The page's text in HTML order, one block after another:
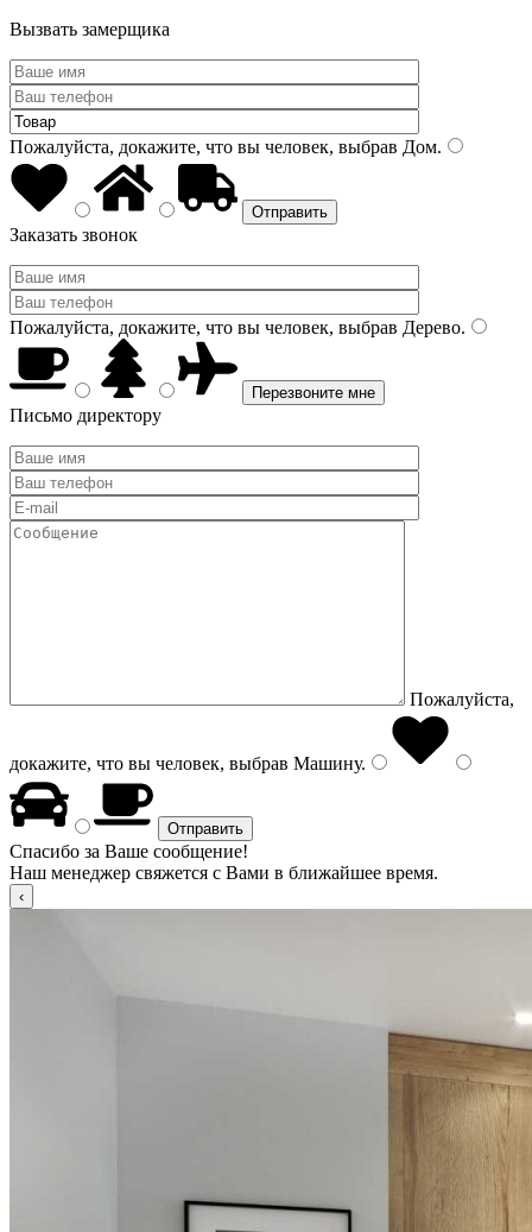
Вызвать замерщика
Пожалуйста, докажите, что вы человек, выбрав Дом.
Заказать звонок
Пожалуйста, докажите, что вы человек, выбрав Дерево.
Письмо директору
Пожалуйста,
докажите, что вы человек, выбрав Машину.
Спасибо за Ваше сообщение!
Наш менеджер свяжется с Вами в ближайшее время.